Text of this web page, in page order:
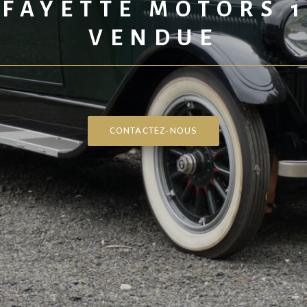
MOTORS
VENDUE
CONTACTEZ-NOUS